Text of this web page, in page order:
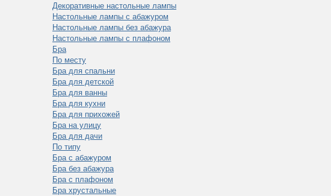
Декоративные настольные лампы
Настольные лампы с абажуром
Настольные лампы без абажура
Настольные лампы с плафоном
Бра
По месту
Бра для спальни
Бра для детской
Бра для ванны
Бра для кухни
Бра для прихожей
Бра на улицу
Бра для дачи
По типу
Бра с абажуром
Бра без абажура
Бра с плафоном
Бра хрустальные